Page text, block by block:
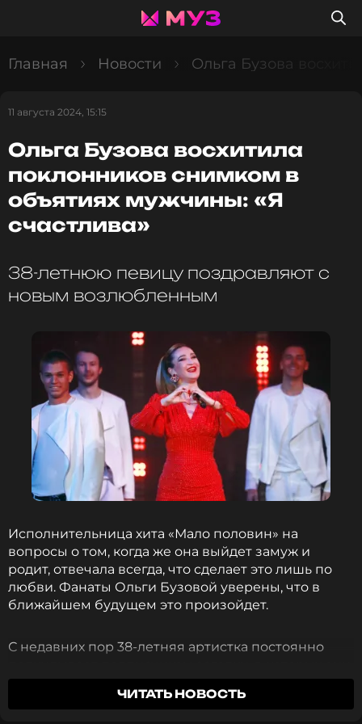
Главная Новости Ольга Бузова
11 августа 2024, 15:15
Ольга Бузова восхитила
поклонников снимком в
объятиях мужчины: «Я
счастлива»
38-летнюю певицу поздравляют с
новым возлюбленным
Исполнительница хита «Мало половин» на
вопросы о том, когда же она выйдет замуж и
родит, отвечала всегда, что сделает это лишь по
любви. Фанаты Ольги Бузовой уверены, что в
ближайшем будущем это произойдет.
С недавних пор 38-летняя артистка постоянно
видят намеки на скорые изменения в ее личной
жизни. Так произошло и сегодня — Ольга
ЧИТАТЬ НОВОСТЬ